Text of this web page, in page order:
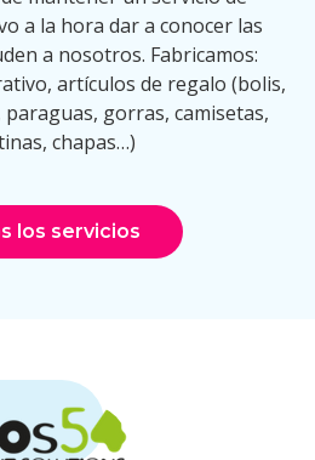
a la hora dar a conocer las
a nosotros. Fabricamos:
artículos de regalo (bolis,
gorras, camisetas,
chapas…)
los servicios